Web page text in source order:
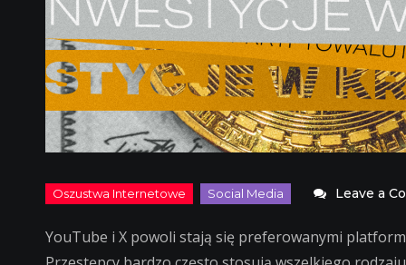
Leave a
YouTube i X powoli stają się preferowanymi